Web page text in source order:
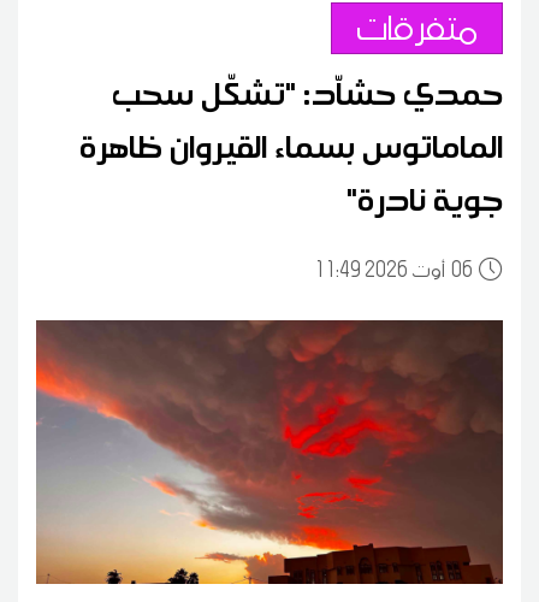
متفرقات
حمدي حشاّد: "تشكّل سحب
الماماتوس بسماء القيروان ظاهرة
جوية نادرة"
0611:49 2026 أوت